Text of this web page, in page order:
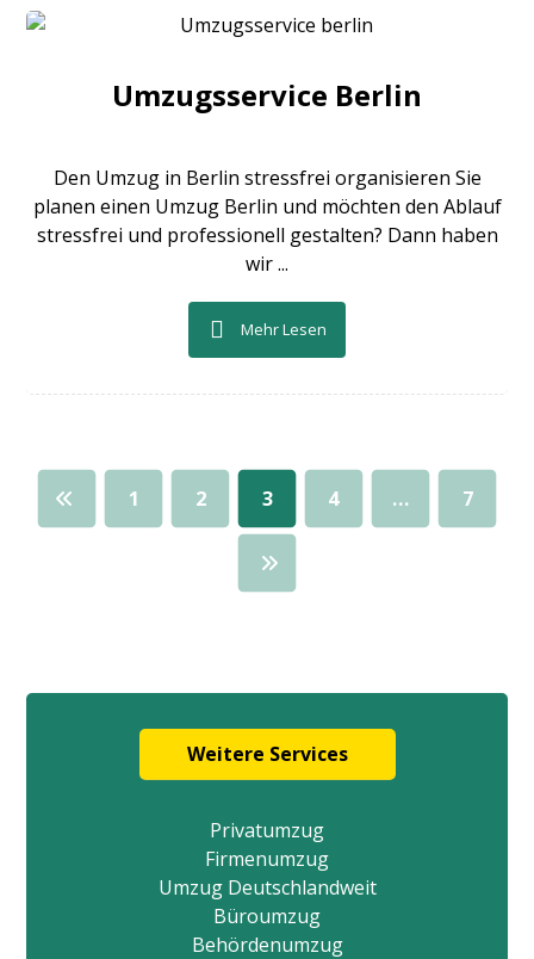
Umzugsservice Berlin
Den Umzug in Berlin stressfrei organisieren Sie
planen einen Umzug Berlin und möchten den Ablauf
stressfrei und professionell gestalten? Dann haben
wir ...
Mehr Lesen
1 2 3 4 … 7
Weitere Services
Privatumzug
Firmenumzug
Umzug Deutschlandweit
Büroumzug
Behördenumzug